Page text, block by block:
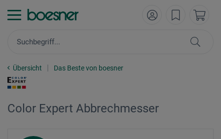
Übersicht Das Beste von boesner
Color Expert Abbrechmesser